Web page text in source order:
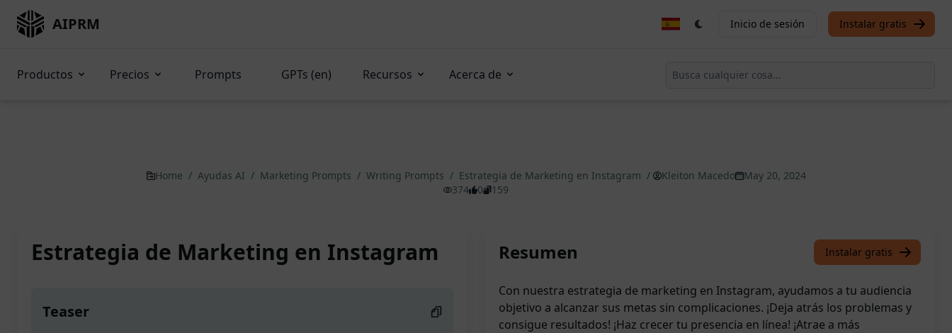
AIPRM Inicio de sesión Instalar gratis
Productos Precios Prompts GPTs (en) Recursos Acerca de
Home / Ayudas AI / Marketing Prompts / Writing Prompts / Estrategia de Marketing en Instagram / Kleiton Macedo
May 20, 2024
374
0 159
Estrategia de Marketing en Instagram
Teaser
Resumen Instalar gratis
Con nuestra estrategia de marketing en Instagram, ayudamos a tu audiencia
objetivo a alcanzar sus metas sin complicaciones. ¡Deja atrás los problemas y
consigue resultados! ¡Haz crecer tu presencia en línea! ¡Atrae a más